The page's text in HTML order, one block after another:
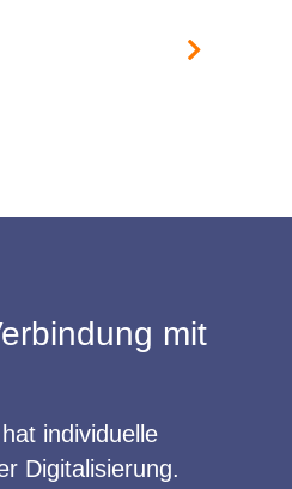
mit
individuelle
Digitalisierung.